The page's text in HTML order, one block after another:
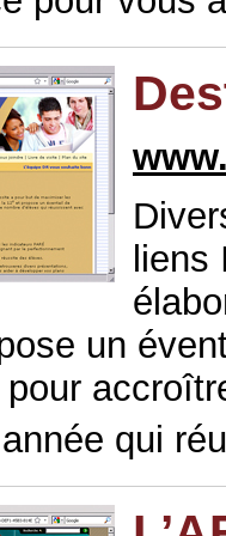
un
année qui